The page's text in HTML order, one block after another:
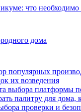
что необходимо
дома
популярных
их возведения
выбора платформы
палитру для дома,
проверки и